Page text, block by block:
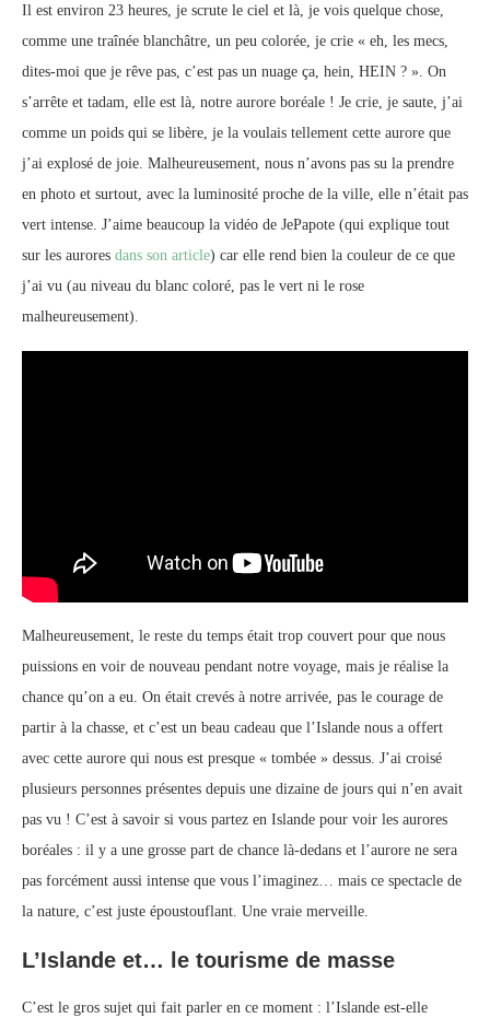
Il est environ 23 heures, je scrute le ciel et là, je vois quelque chose,
comme une traînée blanchâtre, un peu colorée, je crie « eh, les mecs,
dites-moi que je rêve pas, c’est pas un nuage ça, hein, HEIN ? ». On
s’arrête et tadam, elle est là, notre aurore boréale ! Je crie, je saute, j’ai
comme un poids qui se libère, je la voulais tellement cette aurore que
j’ai explosé de joie. Malheureusement, nous n’avons pas su la prendre
en photo et surtout, avec la luminosité proche de la ville, elle n’était pas
vert intense. J’aime beaucoup la vidéo de JePapote (qui explique tout
sur les aurores dans son article) car elle rend bien la couleur de ce que
j’ai vu (au niveau du blanc coloré, pas le vert ni le rose
malheureusement).
Malheureusement, le reste du temps était trop couvert pour que nous
puissions en voir de nouveau pendant notre voyage, mais je réalise la
chance qu’on a eu. On était crevés à notre arrivée, pas le courage de
partir à la chasse, et c’est un beau cadeau que l’Islande nous a offert
avec cette aurore qui nous est presque « tombée » dessus. J’ai croisé
plusieurs personnes présentes depuis une dizaine de jours qui n’en avait
pas vu ! C’est à savoir si vous partez en Islande pour voir les aurores
boréales : il y a une grosse part de chance là-dedans et l’aurore ne sera
pas forcément aussi intense que vous l’imaginez… mais ce spectacle de
la nature, c’est juste époustouflant. Une vraie merveille.
L’Islande et… le tourisme de masse
C’est le gros sujet qui fait parler en ce moment : l’Islande est-elle